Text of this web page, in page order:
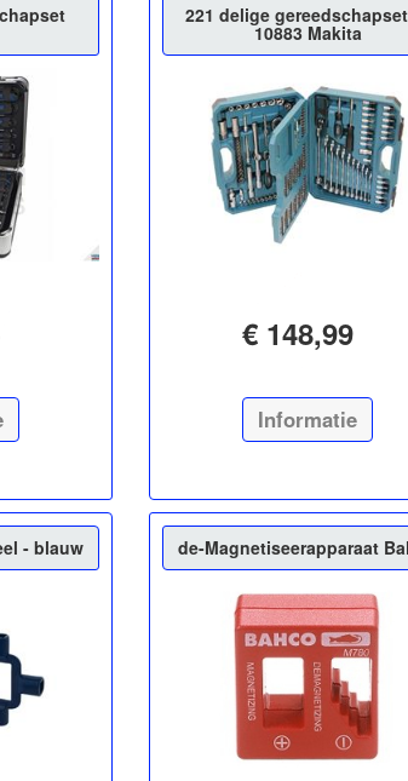
221 delige
10883 Makita
€ 148,99
Informatie
- blauw de-Magnetiseerapparaat